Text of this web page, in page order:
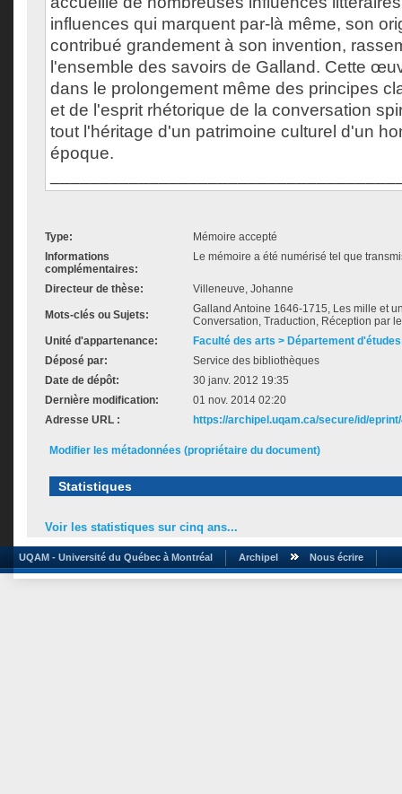
influences qui marquent par-là même, son
contribué grandement à son invention,
l'ensemble des savoirs de Galland. Cette
dans le prolongement même des principes
et de l'esprit rhétorique de la conversation
tout l'héritage d'un patrimoine culturel d'un
époque.
Type:
Mémoire accepté
Informations
complémentaires:
Le mémoire a été numérisé tel que
Directeur de thèse: Villeneuve, Johanne
Mots-clés ou Sujets:
Galland Antoine 1646-1715, Les mille et
Conversation, Traduction, Réception par
Unité d'appartenance:
Faculté des arts > Département
Déposé par:
Service des bibliothèques
Date de dépôt:
30 janv. 2012 19:35
Dernière modification:
01 nov. 2014 02:20
Adresse URL :
https://archipel.uqam.ca/secure/id/
Modifier les métadonnées (propriétaire du document)
Statistiques
Voir les statistiques sur cinq ans...
UQAM - Université du Québec à Montréal Archipel Nous écrire